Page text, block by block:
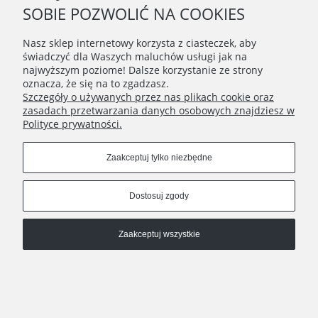
MOJE KONTO
Connect with us
Copyrights © 2020 - BunnyMommy.pl
Na zawsze ponosisz odpowiedzialność za to, co oswoiłeś ♥ - ,,Mały
Książę" Antoine de Saint-Exupéry
Pokaż pełną wersję strony
Sklep internetowy Shoper.pl
SOBIE POZWOLIĆ NA COOKIES
Nasz sklep internetowy korzysta z ciasteczek, aby
świadczyć dla Waszych maluchów usługi jak na
najwyższym poziome! Dalsze korzystanie ze strony
oznacza, że się na to zgadzasz.
Szczegóły o używanych przez nas plikach cookie oraz
zasadach przetwarzania danych osobowych znajdziesz w
Polityce prywatności.
Zaakceptuj tylko niezbędne
Dostosuj zgody
Zaakceptuj wszystkie